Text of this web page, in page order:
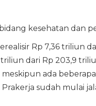
kesehatan dan
Rp 7,36 triliun
dari Rp 203,9
ada
sudah mulai